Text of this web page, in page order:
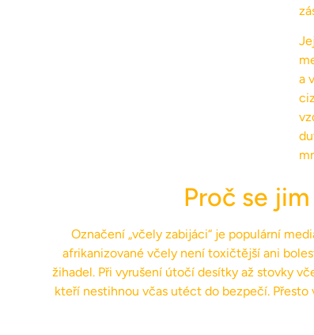
a
Proč se
Označení „včely zabijáci“ je populární
afrikanizované včely není toxičtější ani
žihadel. Při vyrušení útočí desítky až stovky
kteří nestihnou včas utéct do bezpečí.